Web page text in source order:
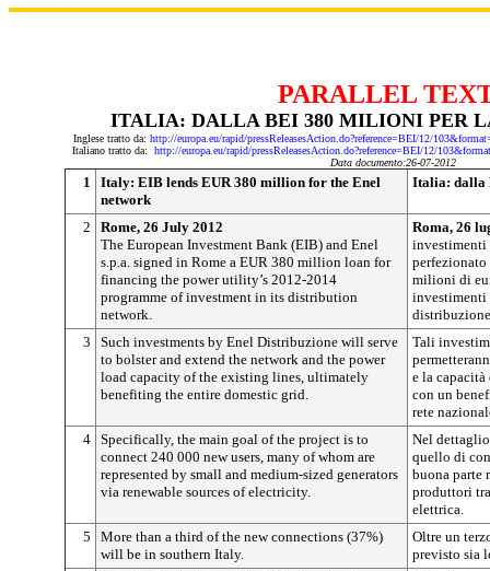
PARALLEL
ITALIA: DALLA BEI 380 MILIONI PER
Inglese tratto da: http://europa.eu/rapid/pressReleasesAction.do?reference=BEI/12/
Italiano tratto da: http://europa.eu/rapid/pressReleasesAction.do?reference=BEI/12/
Data documento:26-07-2012
1
Italy: EIB lends EUR 380 million for the Enel
network
Italia: dalla
2
Rome, 26 July 2012
The European Investment Bank (EIB) and Enel
s.p.a. signed in Rome a EUR 380 million loan for
financing the power utility’s 2012-2014
programme of investment in its distribution
network.
Roma, 26
investimenti
milioni di
investimenti
3
Such investments by Enel Distribuzione will serve
to bolster and extend the network and the power
load capacity of the existing lines, ultimately
benefiting the entire domestic grid.
Tali
e la
con un
rete
4 Specifically, the main goal of the project is to
connect 240 000 new users, many of whom are
represented by small and medium-sized generators
via renewable sources of electricity.
Nel
quello di
buona parte
produttori
elettrica.
5
More than a third of the new connections (37%)
will be in southern Italy.
Oltre un
previsto sia